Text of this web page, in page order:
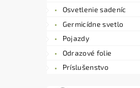
Osvetlenie sadeníc
Germicídne svetlo
Pojazdy
Odrazové folie
Príslušenstvo